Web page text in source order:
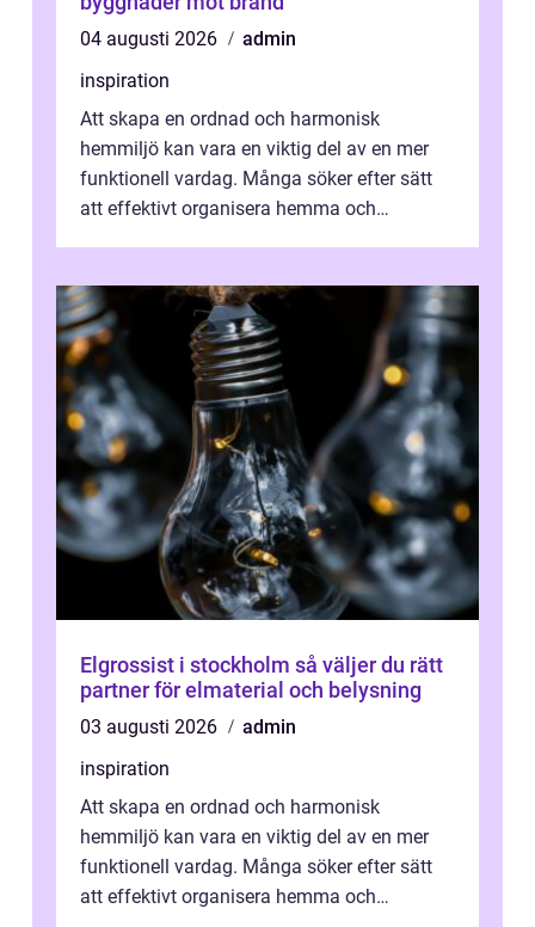
04 augusti 2026
admin
inspiration
Att skapa en ordnad och harmonisk
hemmiljö kan vara en viktig del av en mer
funktionell vardag. Många söker efter sätt
att effektivt organisera hemma och
Elgrossist i stockholm så väljer du rätt
partner för elmaterial och belysning
03 augusti 2026
admin
inspiration
Att skapa en ordnad och harmonisk
hemmiljö kan vara en viktig del av en mer
funktionell vardag. Många söker efter sätt
att effektivt organisera hemma och